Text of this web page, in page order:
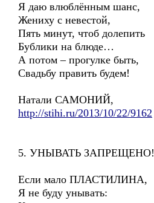
Я даю влюблённым шанс,
Жениху с невестой,
Пять минут, чтоб долепить
Бублики на блюде…
А потом – прогулке быть,
Свадьбу править будем!
Натали САМОНИЙ,
http://stihi.ru/2013/10/22/9162
5. УНЫВАТЬ ЗАПРЕЩЕНО!
Если мало ПЛАСТИЛИНА,
Я не буду унывать: